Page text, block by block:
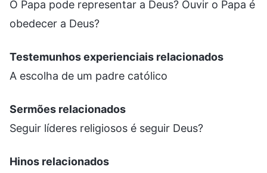
O Papa pode representar a Deus? Ouvir o Papa é
obedecer a Deus?
Testemunhos experienciais relacionados
A escolha de um padre católico
Sermões relacionados
Seguir líderes religiosos é seguir Deus?
Hinos relacionados